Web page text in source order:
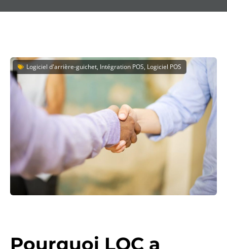
Logiciel d'arrière-guichet, Intégration POS, Logiciel POS
Pourquoi LOC a